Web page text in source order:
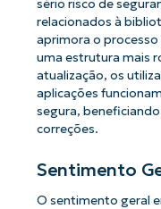
sério risco de
relacionados à
aprimora o
uma estrutura mais
atualização, os
aplicações
segura,
correções.
Sentimento
O sentimento geral